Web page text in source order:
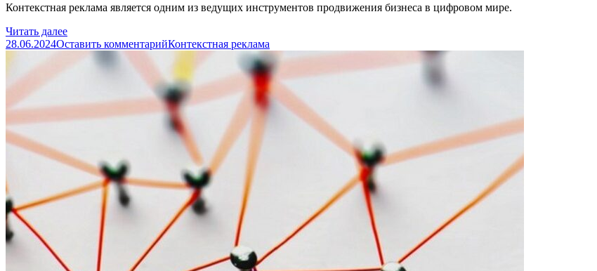
Контекстная реклама является одним из ведущих инструментов продвижения бизнеса в цифровом мире.
Читать далее
28.06.2024Оставить комментарийКонтекстная реклама